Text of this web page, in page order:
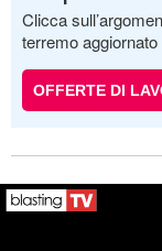
Clicca
terremo
OFFERTE DI